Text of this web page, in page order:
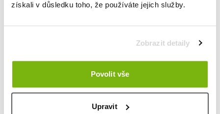
získali v důsledku toho, že používáte jejich služby.
Zobrazit detaily
Povolit vše
Upravit